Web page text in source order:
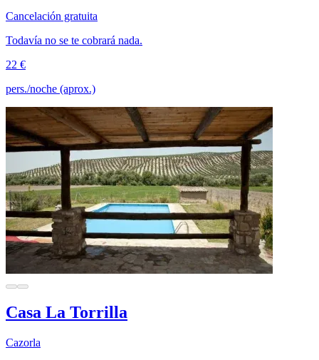
Cancelación gratuita
Todavía no se te cobrará nada.
22 €
pers./noche (aprox.)
Casa La Torrilla
Cazorla